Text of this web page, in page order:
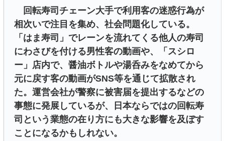
回転寿司チェーン大手で利用客の迷惑行為が
相次いで注目を集め、社会問題化している。
「はま寿司」でレーンを流れてくる他人の寿司
にわさびを付ける男性客の動画や、「スシロ
ー」店内で、醤油ボトルや湯呑みをなめてから
元に戻す客の動画がSNS等を通じて拡散され
た。運営会社が警察に被害届を提出するなどの
事態に発展しているが、日本ならではの回転寿
司という業態の在り方にも大きな影響を及ぼす
ことになるかもしれない。